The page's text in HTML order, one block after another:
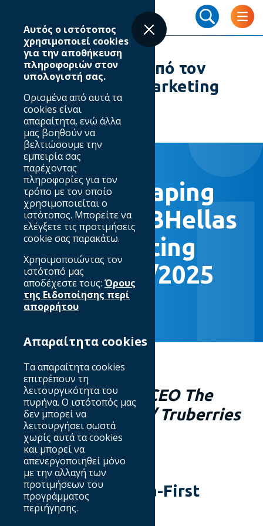
main
content
💡 Digital Shaping από τον
#IABHellas στο #Marketing
Week 17/02/2025
17.02.2025
💡 Digital Shaping
από τον #IABHellas
στο #Marketing
Week 17/02/2025
💡Aπό τη Σόφη
Πρωτονοταρίου, CEO The
Growth Challenge/ Truberries
💡
Απαραίτητη η Data-First
Στρατηγική.
Αυτός ο ιστότοπος
χρησιμοποιεί cookies
για την αποθήκευση
πληροφοριών στον
υπολογιστή σας.
Ορισμένα από αυτά τα
cookies είναι
απαραίτητα, ενώ άλλα
μας βοηθούν να
βελτιώσουμε την
εμπειρία σας
παρέχοντας
πληροφορίες για τον
τρόπο με τον οποίο
χρησιμοποιείται ο
ιστότοπος. Μπορείτε να
ελέγξετε τις προτιμήσεις
cookie σας παρακάτω.
Χρησιμοποιώντας τον
ιστότοπό μας
αποδέχεστε τους: Όρους
της Ειδοποίησης περί
απορρήτου
Απαραίτητα cookies
Τα απαραίτητα cookies
επιτρέπουν τη
λειτουργικότητα του
πυρήνα. Ο ιστότοπός μας
δεν μπορεί να
λειτουργήσει σωστά
χωρίς αυτά τα cookies
και μπορεί να
απενεργοποιηθεί μόνο
με την αλλαγή των
προτιμήσεων του
προγράμματος
περιήγησης.